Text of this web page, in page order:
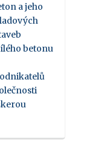
a jeho
betonu